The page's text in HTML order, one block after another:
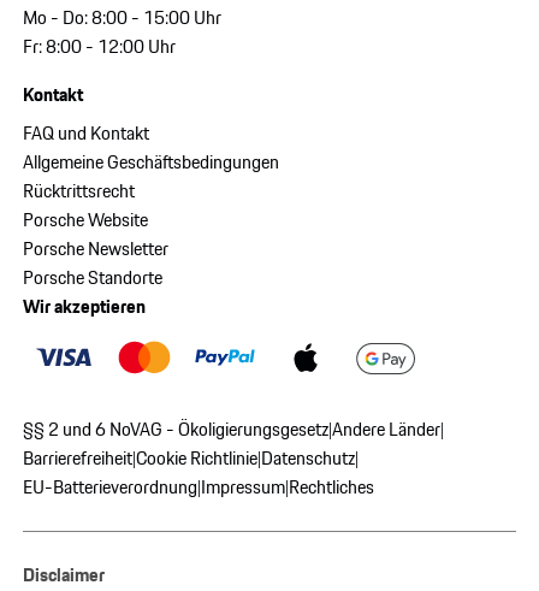
Mo - Do: 8:00 - 15:00 Uhr
Fr: 8:00 - 12:00 Uhr
Kontakt
FAQ und Kontakt
Allgemeine Geschäftsbedingungen
Rücktrittsrecht
Porsche Website
Porsche Newsletter
Porsche Standorte
Wir akzeptieren
§§ 2 und 6 NoVAG - Ökoligierungsgesetz|Andere Länder|
Barrierefreiheit|Cookie Richtlinie|Datenschutz|
EU-Batterieverordnung|Impressum|Rechtliches
Disclaimer